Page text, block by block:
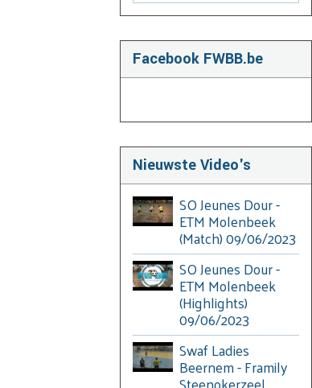
Facebook FWBB.be
Nieuwste Video's
SO Jeunes Dour -
ETM Molenbeek
(Match) 09/06/2023
SO Jeunes Dour -
ETM Molenbeek
(Highlights)
09/06/2023
Swaf Ladies
Beernem - Framily